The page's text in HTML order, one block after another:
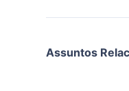
Assuntos